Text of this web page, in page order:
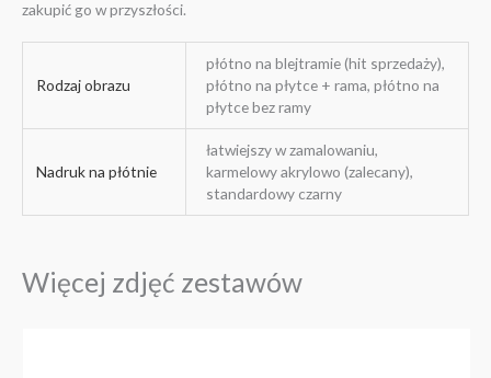
zakupić go w przyszłości.
Rodzaj obrazu
płótno na blejtramie (hit sprzedaży),
płótno na płytce + rama, płótno na
płytce bez ramy
Nadruk na płótnie
łatwiejszy w zamalowaniu,
karmelowy akrylowo (zalecany),
standardowy czarny
Więcej zdjęć zestawów